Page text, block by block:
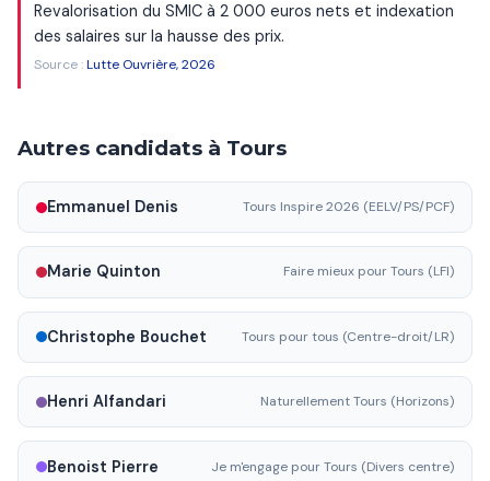
Revalorisation du SMIC à 2 000 euros nets et indexation
des salaires sur la hausse des prix.
Source :Lutte Ouvrière, 2026
Autres candidats à Tours
Emmanuel Denis Tours Inspire 2026 (EELV/PS/PCF)
Marie Quinton Faire mieux pour Tours (LFI)
Christophe Bouchet Tours pour tous (Centre-droit/LR)
Henri Alfandari Naturellement Tours (Horizons)
Benoist Pierre Je m'engage pour Tours (Divers centre)